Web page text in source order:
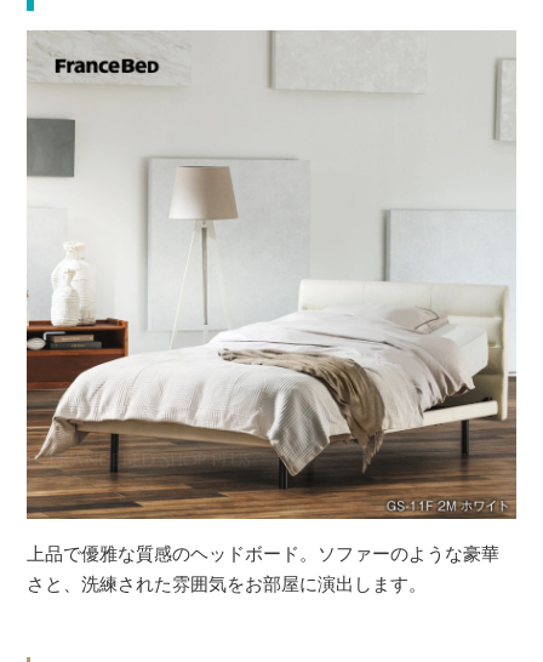
上品で優雅な質感のヘッドボード。ソファーのような豪華
さと、洗練された雰囲気をお部屋に演出します。